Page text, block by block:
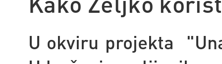
U okviru projekta